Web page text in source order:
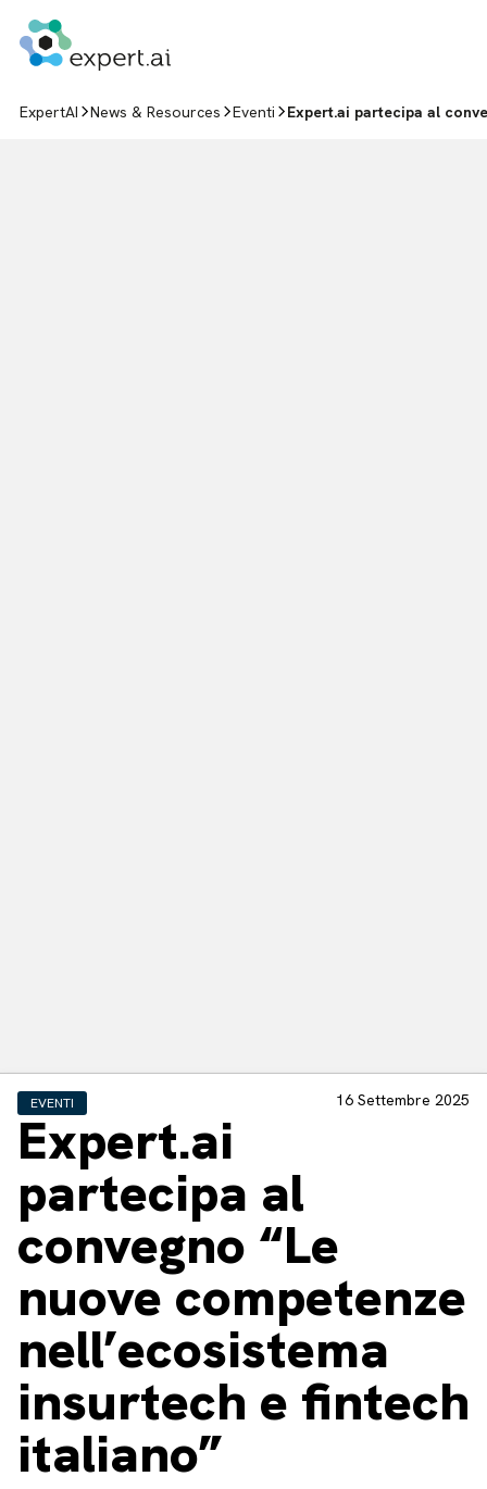
ExpertAI News & Resources Eventi Expert.ai partecipa al
EVENTI 16 Settembre 2025
Expert.ai
partecipa al
convegno “Le
nuove competenze
nell’ecosistema
insurtech e fintech
italiano”